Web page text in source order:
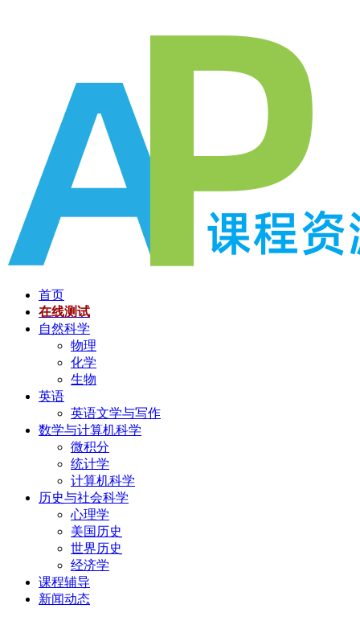
首页
在线测试
自然科学
物理
化学
生物
英语
英语文学与写作
数学与计算机科学
微积分
统计学
计算机科学
历史与社会科学
心理学
美国历史
世界历史
经济学
课程辅导
新闻动态